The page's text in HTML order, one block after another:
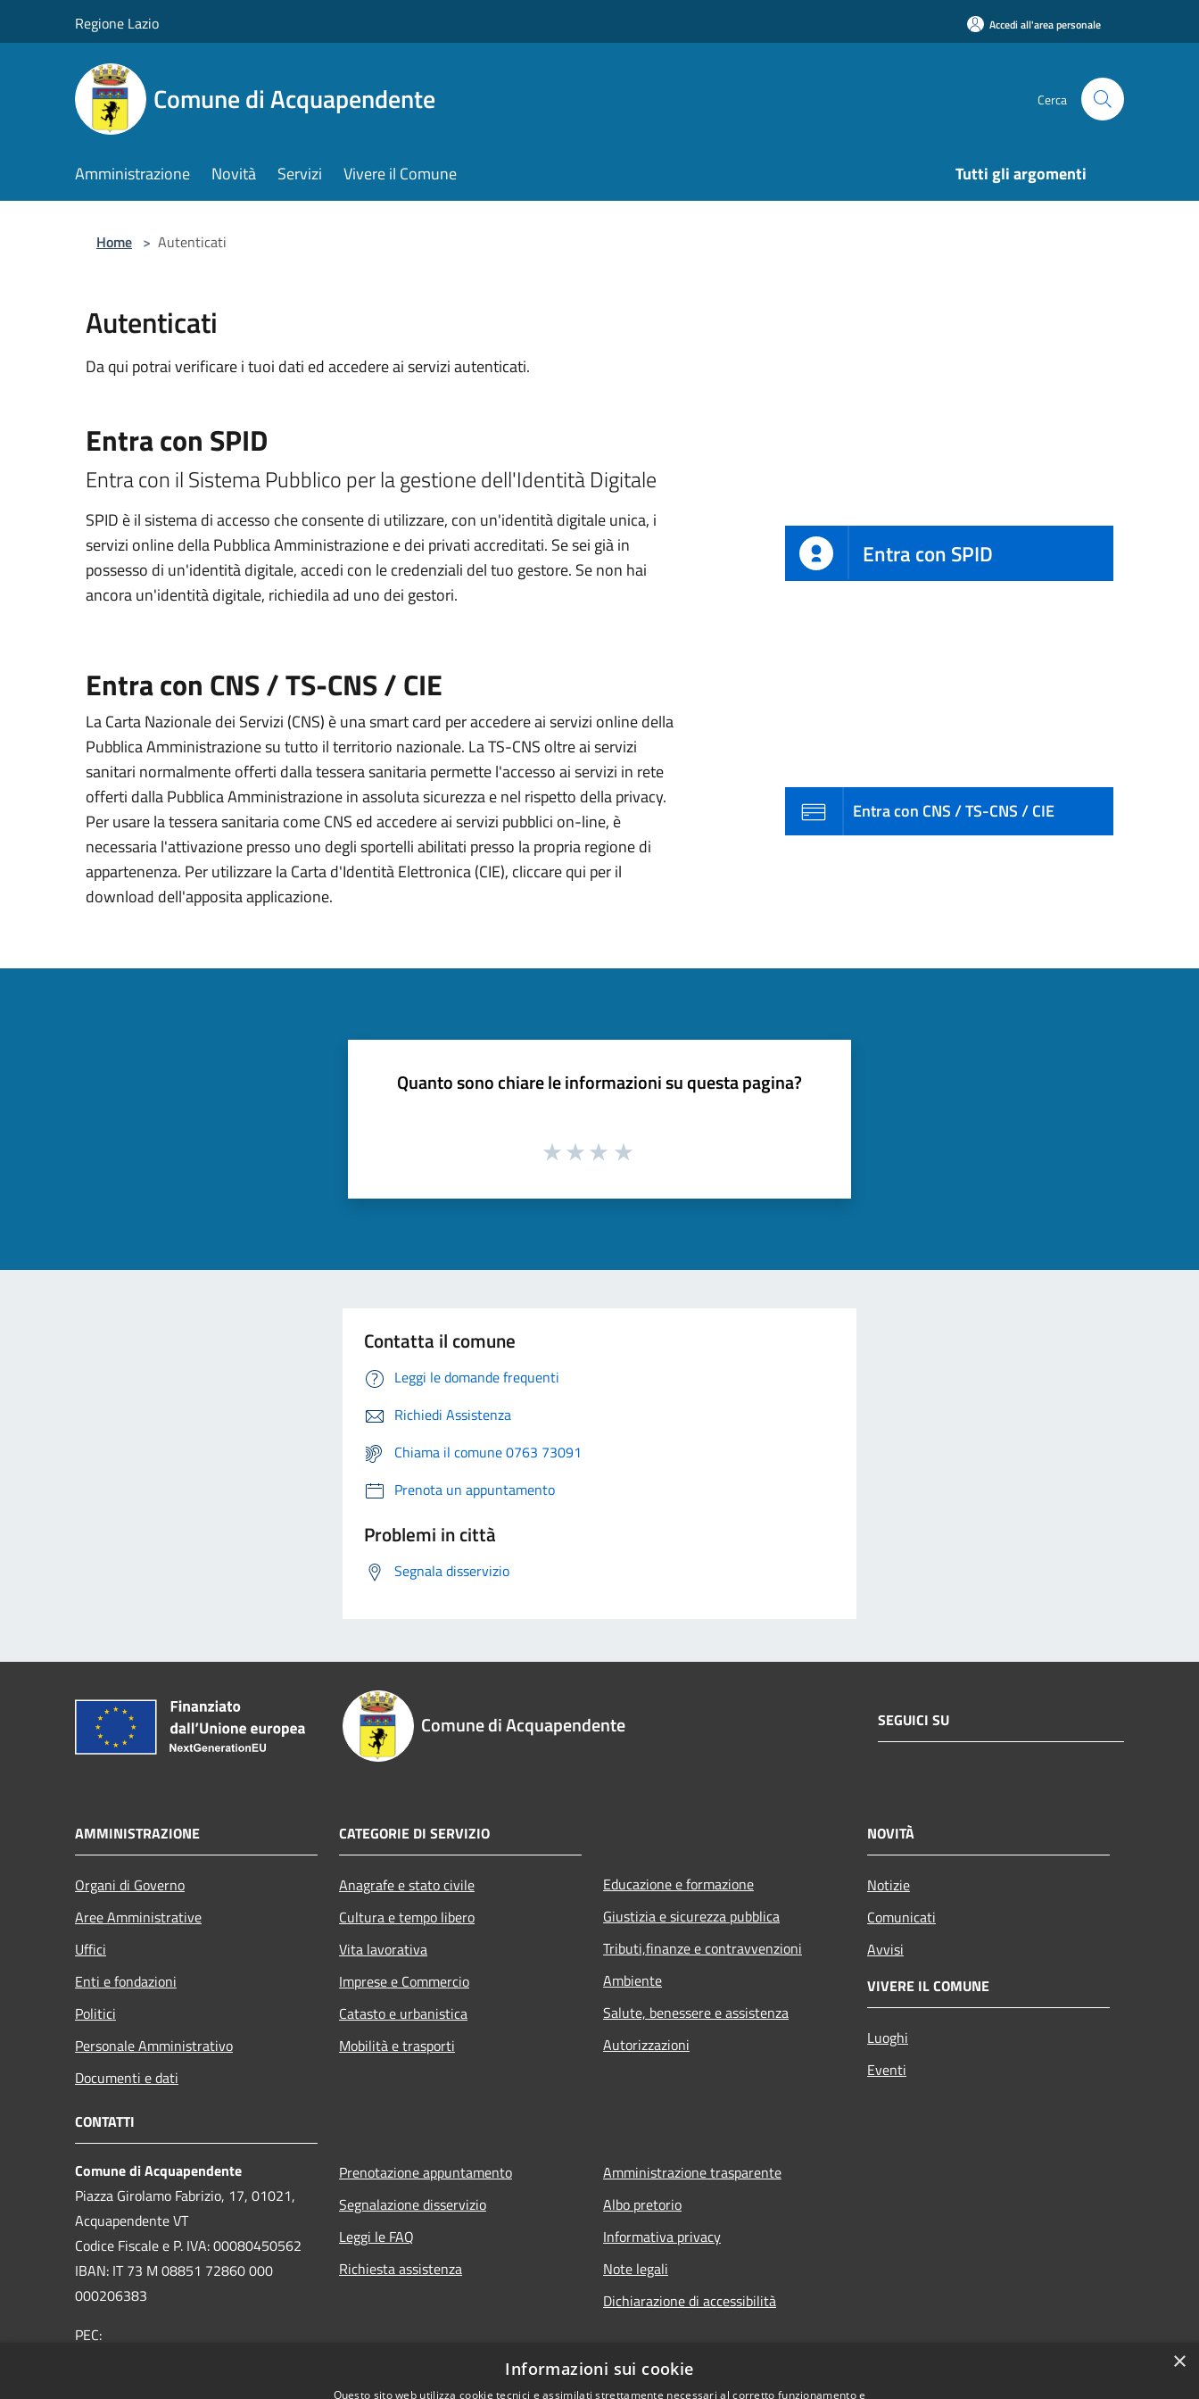
Regione Lazio Accedi all'area personale
Comune di Acquapendente Cerca
Amministrazione Novità Servizi Vivere il Comune Tutti gli argomenti
Home > Autenticati
Autenticati
Da qui potrai verificare i tuoi dati ed accedere ai servizi autenticati.
Entra con SPID
Entra con il Sistema Pubblico per la gestione dell'Identità Digitale
SPID è il sistema di accesso che consente di utilizzare, con un'identità digitale unica, i
servizi online della Pubblica Amministrazione e dei privati accreditati. Se sei già in
possesso di un'identità digitale, accedi con le credenziali del tuo gestore. Se non hai
ancora un'identità digitale, richiedila ad uno dei gestori.
Entra con SPID
Entra con CNS / TS-CNS / CIE
La Carta Nazionale dei Servizi (CNS) è una smart card per accedere ai servizi online della
Pubblica Amministrazione su tutto il territorio nazionale. La TS-CNS oltre ai servizi
sanitari normalmente offerti dalla tessera sanitaria permette l'accesso ai servizi in rete
offerti dalla Pubblica Amministrazione in assoluta sicurezza e nel rispetto della privacy.
Per usare la tessera sanitaria come CNS ed accedere ai servizi pubblici on-line, è
necessaria l'attivazione presso uno degli sportelli abilitati presso la propria regione di
appartenenza. Per utilizzare la Carta d'Identità Elettronica (CIE), cliccare qui per il
download dell'apposita applicazione.
Entra con CNS / TS-CNS / CIE
Quanto sono chiare le informazioni su questa pagina?
Contatta il comune
Leggi le domande frequenti
Richiedi Assistenza
Chiama il comune 0763 73091
Prenota un appuntamento
Problemi in città
Segnala disservizio
Comune di Acquapendente SEGUICI SU
AMMINISTRAZIONE
Organi di Governo
Aree Amministrative
Uffici
Enti e fondazioni
Politici
Personale Amministrativo
Documenti e dati
CATEGORIE DI SERVIZIO
Anagrafe e stato civile
Cultura e tempo libero
Vita lavorativa
Imprese e Commercio
Catasto e urbanistica
Mobilità e trasporti
Educazione e formazione
Giustizia e sicurezza pubblica
Tributi,finanze e contravvenzioni
Ambiente
Salute, benessere e assistenza
Autorizzazioni
NOVITÀ
Notizie
Comunicati
Avvisi
VIVERE IL COMUNE
Luoghi
Eventi
CONTATTI
Comune di Acquapendente
Piazza Girolamo Fabrizio, 17, 01021,
Acquapendente VT
Codice Fiscale e P. IVA: 00080450562
IBAN: IT 73 M 08851 72860 000
000206383
PEC:
Prenotazione appuntamento
Segnalazione disservizio
Leggi le FAQ
Richiesta assistenza
Amministrazione trasparente
Albo pretorio
Informativa privacy
Note legali
Dichiarazione di accessibilità
×
Informazioni sui cookie
Questo sito web utilizza cookie tecnici e assimilati strettamente necessari al corretto funzionamento e